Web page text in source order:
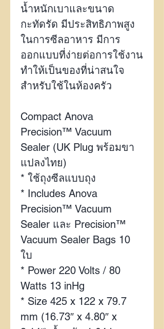
น้ำหนักเบาและขนาด
กะทัดรัด มีประสิทธิภาพสูง
ในการซีลอาหาร มีการ
ออกแบบที่ง่ายต่อการใช้งาน
ทำให้เป็นของที่น่าสนใจ
สำหรับใช้ในห้องครัว
Compact Anova
Precision™ Vacuum
Sealer (UK Plug พร้อมขา
แปลงไทย)
* ใช้ถุงซีลแบบถุง
* Includes Anova
Precision™ Vacuum
Sealer และ Precision™
Vacuum Sealer Bags 10
ใบ
* Power 220 Volts / 80
Watts 13 inHg
* Size 425 x 122 x 79.7
mm (16.73″ x 4.80″ x